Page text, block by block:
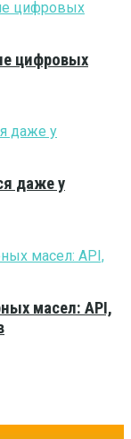
цифровых
даже у
масел: API,